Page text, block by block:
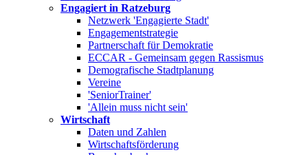
Engagiert in Ratzeburg
Netzwerk 'Engagierte Stadt'
Engagementstrategie
Partnerschaft für Demokratie
ECCAR - Gemeinsam gegen Rassismus
Demografische Stadtplanung
Vereine
'SeniorTrainer'
'Allein muss nicht sein'
Wirtschaft
Daten und Zahlen
Wirtschaftsförderung